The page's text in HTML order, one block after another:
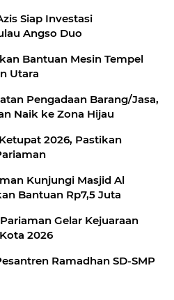
Siap Investasi
Angso Duo
Bantuan Mesin Tempel
Utara
Pengadaan Barang/Jasa,
Naik ke Zona Hijau
2026, Pastikan
Kunjungi Masjid Al
Bantuan Rp7,5 Juta
Gelar Kejuaraan
2026
Ramadhan SD-SMP